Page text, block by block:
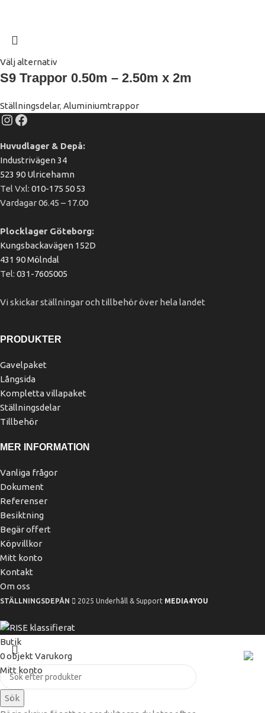
Välj alternativ
S9 Trappor 0.50m – 2.50m x 2m
Ställningsdelar, Aluminiumtrappor
Huvudlager & Depå:
Industrivägen 34
523 90 Ulricehamn
Tel Vxl: 010-175 50 53
Vardagar 06.45 – 17.00
Plocklager Göteborg:
Kungsbackavägen 152D
431 90 Mölndal
Tel: 031-7605005
Vi skickar ställningar och tillbehör över hela landet
PRODUKTER
Gavelpaket
Långsida
Kompletta villapaket
Ställningsdelar
Tillbehör
MER INFORMATION
Vanliga frågor
Dokument
Referenser
Besiktning
Begär offert
Köpvillkor
Mitt konto
Kontakt
Om oss
STÄLLNINGSDEPÅN 2025 Underhåll & Support MEDIA4YOU
Sök
Butik
0objekt Varukorg
Mitt konto